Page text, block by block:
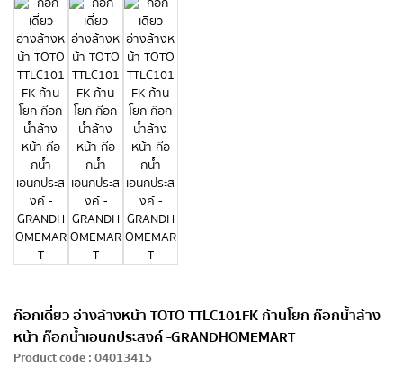
ก๊อกเดี่ยว อ่างล้างหน้า TOTO TTLC101FK ก้านโยก ก๊อกน้ำล้าง
หน้า ก๊อกนํ้าเอนกประสงค์ -GRANDHOMEMART
Product code:04013415